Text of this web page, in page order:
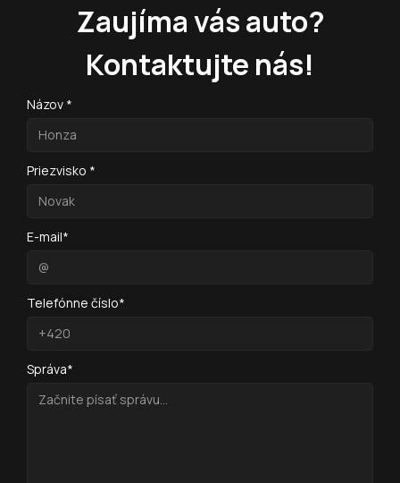
Zaujíma vás auto?
Kontaktujte nás!
Názov *
Priezvisko *
E-mail*
Telefónne číslo*
Správa*